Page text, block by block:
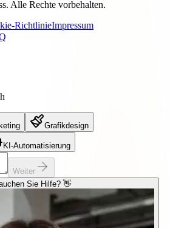
Alle Rechte vorbehalten.
RichtlinieImpressum
Grafikdesign
KI-Automatisierung
Weiter
Sie Hilfe? 👋